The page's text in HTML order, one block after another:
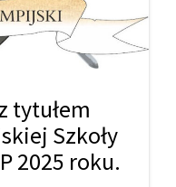
tytułem
Szkoły
2025 roku.